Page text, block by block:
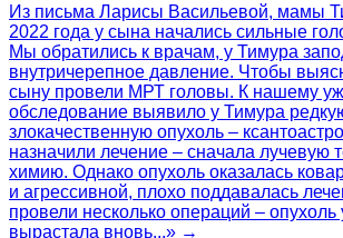
Из письма Ларисы Васильевой, мамы
2022 года у сына начались сильные
Мы обратились к врачам, у Тимура
внутричерепное давление. Чтобы
сыну провели МРТ головы. К нашему
обследование выявило у Тимура
злокачественную опухоль –
назначили лечение – сначала лучевую
химию. Однако опухоль оказалась
и агрессивной, плохо поддавалась
провели несколько операций – опухоль
вырастала вновь...» →